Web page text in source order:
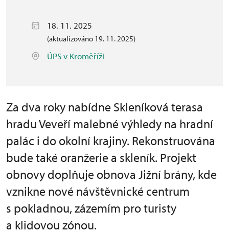
18. 11. 2025
(aktualizováno 19. 11. 2025)
ÚPS v Kroměříži
Za dva roky nabídne Skleníková terasa
hradu Veveří malebné výhledy na hradní
palác i do okolní krajiny. Rekonstruována
bude také oranžerie a skleník. Projekt
obnovy doplňuje obnova Jižní brány, kde
vznikne nové návštěvnické centrum
s pokladnou, zázemím pro turisty
a klidovou zónou.